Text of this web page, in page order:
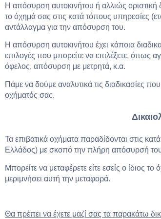
Η απόσυρση αυτοκινήτου ή αλλιώς οριστική
το όχημά σας στις κατά τόπους υπηρεσίες
αντάλλαγμα για την απόσυρση του.
Η απόσυρση αυτοκινήτου έχει κάποια
επιλογές που μπορείτε να επιλέξετε, όπως
όφελος, απόσυρση με μετρητά, κ.α.
Πάμε να δούμε αναλυτικά τις διαδικασίες
οχήματός σας.
Τα επιβατικά οχήματα παραδίδονται στις
Ελλάδος) με σκοπό την πλήρη απόσυρσή
Μπορείτε να μεταφέρετε είτε εσείς ο ίδιος
μεριμνήσει αυτή την μεταφορά.
Θα πρέπει να έχετε μαζί σας τα παρακάτω